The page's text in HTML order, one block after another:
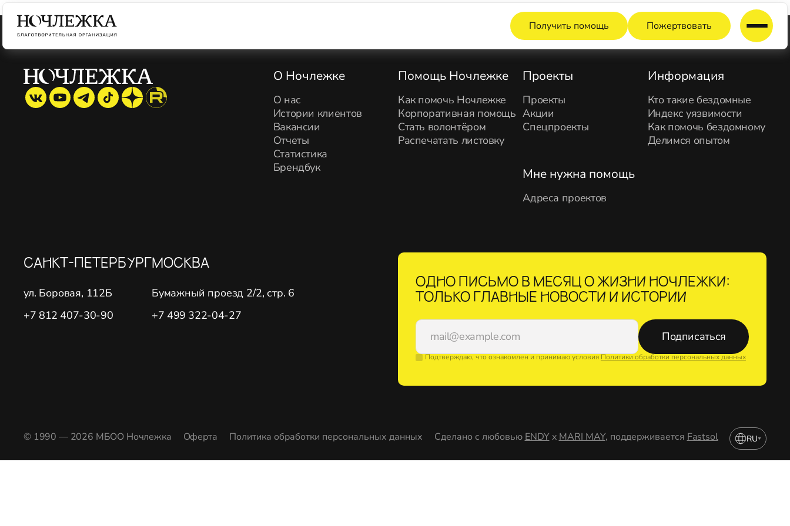
Получить помощь Пожертвовать
О Ночлежке
О нас
Истории клиентов
Вакансии
Отчеты
Статистика
Брендбук
Помощь Ночлежке
Как помочь Ночлежке
Корпоративная помощь
Стать волонтёром
Распечатать листовку
Проекты
Проекты
Акции
Спецпроекты
Информация
Кто такие бездомные
Индекс уязвимости
Как помочь бездомному
Делимся опытом
Мне нужна помощь
Адреса проектов
САНКТ-ПЕТЕРБУРГ
ул. Боровая, 112Б
+7 812 407-30-90
МОСКВА
Бумажный проезд 2/2, стр. 6
+7 499 322-04-27
ОДНО ПИСЬМО В МЕСЯЦ О ЖИЗНИ НОЧЛЕЖКИ:
ТОЛЬКО ГЛАВНЫЕ НОВОСТИ И ИСТОРИИ
Подписаться
Подтверждаю, что ознакомлен и принимаю условияПолитики обработки персональных данных
© 1990 — 2026 МБОО Ночлежка Оферта Политика обработки персональных данных Сделано с любовью ENDY x MARI MAY, поддерживается Fastsol RU